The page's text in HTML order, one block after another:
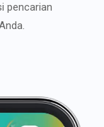
pencarian